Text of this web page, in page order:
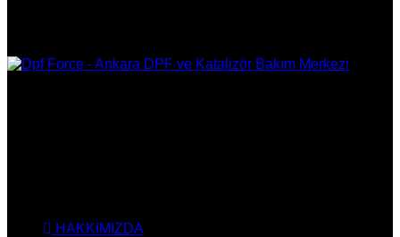
HAKKIMIZDA